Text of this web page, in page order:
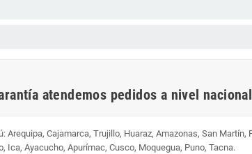
atendemos pedidos a nivel
Arequipa, Cajamarca, Trujillo, Huaraz, Amazonas, San
Ica, Ayacucho, Apurímac, Cusco, Moquegua, Puno, Tacna.